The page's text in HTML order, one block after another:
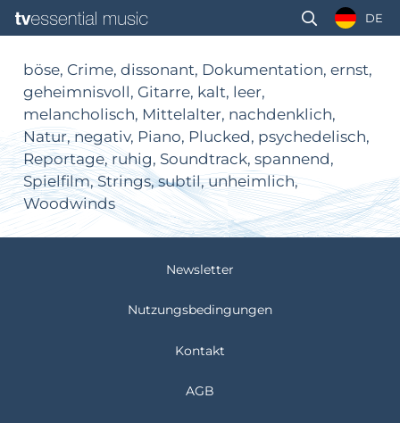
DE
böse, Crime, dissonant, Dokumentation, ernst,
geheimnisvoll, Gitarre, kalt, leer,
melancholisch, Mittelalter, nachdenklich,
Natur, negativ, Piano, Plucked, psychedelisch,
Reportage, ruhig, Soundtrack, spannend,
Spielfilm, Strings, subtil, unheimlich,
Woodwinds
Newsletter
Nutzungsbedingungen
Kontakt
AGB